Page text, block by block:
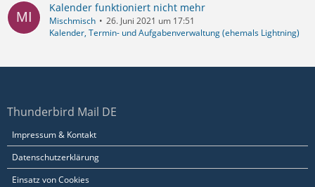
Kalender funktioniert nicht mehr
Mischmisch
26. Juni 2021 um 17:51
Kalender, Termin- und Aufgabenverwaltung (ehemals Lightning)
Thunderbird Mail DE
Impressum & Kontakt
Datenschutzerklärung
Einsatz von Cookies